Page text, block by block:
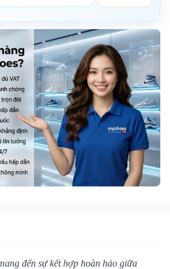
đến sự kết hợp hoàn hảo giữa